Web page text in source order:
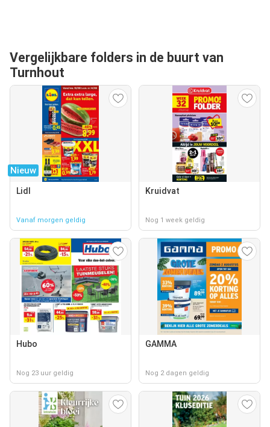
Vergelijkbare folders in de buurt van
Turnhout
Nieuw
Lidl
Vanaf morgen geldig
Kruidvat
Nog 1 week geldig
Hubo
Nog 23 uur geldig
GAMMA
Nog 2 dagen geldig